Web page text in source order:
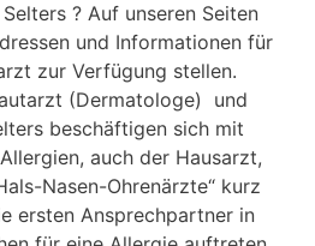
? Auf unseren Seiten
und Informationen für
zur Verfügung stellen.
(Dermatologe) und
beschäftigen sich mit
auch der Hausarzt,
Nasen-Ohrenärzte“ kurz
ersten Ansprechpartner in